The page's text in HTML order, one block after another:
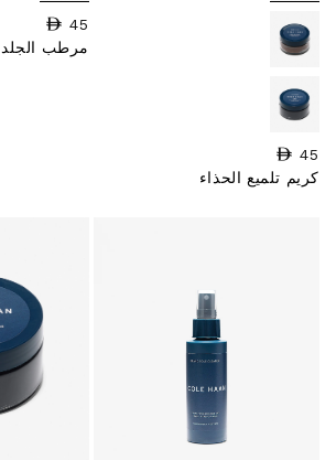
السعر العادي
45
كريم تلميع الحذاء
السعر العادي
45
مرطب الجلد